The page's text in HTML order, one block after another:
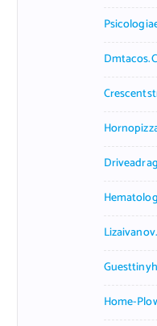
Home-